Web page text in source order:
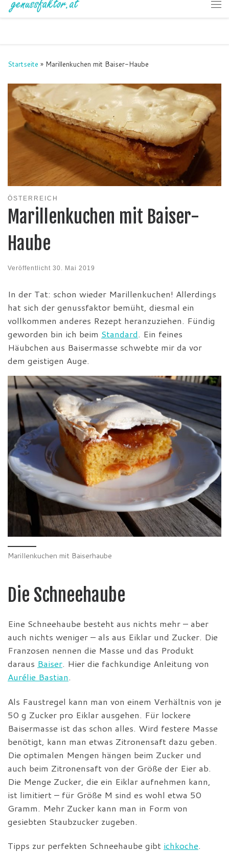
Zum Inhalt springen
Startseite » Marillenkuchen mit Baiser-Haube
ÖSTERREICH
Marillenkuchen mit Baiser-
Haube
Veröffentlicht 30. Mai 2019
In der Tat: schon wieder Marillenkuchen! Allerdings
hat sich der genussfaktor bemüht, diesmal ein
vollkommen anderes Rezept heranzuziehen. Fündig
geworden bin ich beim Standard. Ein feines
Häubchen aus Baisermasse schwebte mir da vor
dem geistigen Auge.
Marillenkuchen mit Baiserhaube
Die Schneehaube
Eine Schneehaube besteht aus nichts mehr – aber
auch nichts weniger – als aus Eiklar und Zucker. Die
Franzosen nennen die Masse und das Produkt
daraus Baiser. Hier die fachkundige Anleitung von
Aurélie Bastian.
Als Faustregel kann man von einem Verhältnis von je
50 g Zucker pro Eiklar ausgehen. Für lockere
Baisermasse ist das schon alles. Wird festere Masse
benötigt, kann man etwas Zitronensaft dazu geben.
Die optimalen Mengen hängen beim Zucker und
auch beim Zitronensaft von der Größe der Eier ab.
Die Menge Zucker, die ein Eiklar aufnehmen kann,
ist limitiert – für Größe M sind es wohl etwa 50
Gramm. Mehr Zucker kann man in Form von
gesiebten Staubzucker zugeben.
Tipps zur perfekten Schneehaube gibt ichkoche.